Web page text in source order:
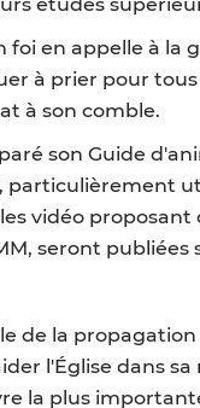
foi en appelle à la
à prier pour
à son comble.
son Guide
particulièrement
vidéo
seront publiées
de la
l'Église dans
la plus